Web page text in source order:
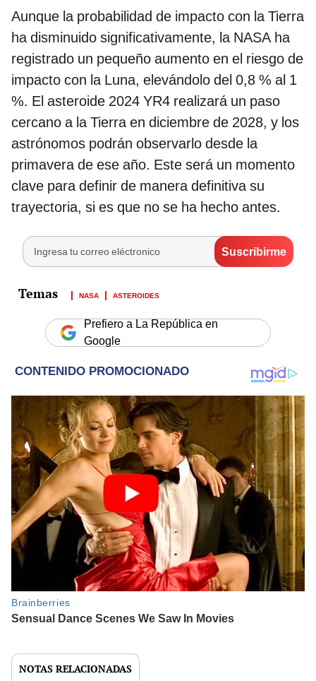
Aunque la probabilidad de impacto con la Tierra
ha disminuido significativamente, la NASA ha
registrado un pequeño aumento en el riesgo de
impacto con la Luna, elevándolo del 0,8 % al 1
%. El asteroide 2024 YR4 realizará un paso
cercano a la Tierra en diciembre de 2028, y los
astrónomos podrán observarlo desde la
primavera de ese año. Este será un momento
clave para definir de manera definitiva su
trayectoria, si es que no se ha hecho antes.
NASA ASTEROIDES
Prefiero a La República en
Google
NOTAS RELACIONADAS